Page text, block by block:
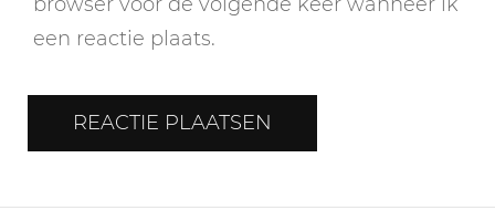
een reactie plaats.